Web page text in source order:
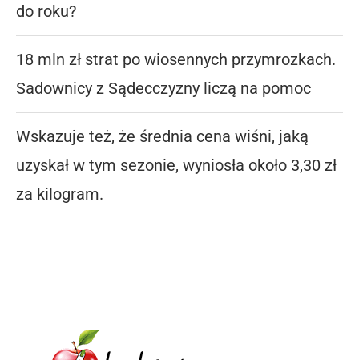
do roku?
18 mln zł strat po wiosennych przymrozkach.
Sadownicy z Sądecczyzny liczą na pomoc
Wskazuje też, że średnia cena wiśni, jaką
uzyskał w tym sezonie, wyniosła około 3,30 zł
za kilogram.